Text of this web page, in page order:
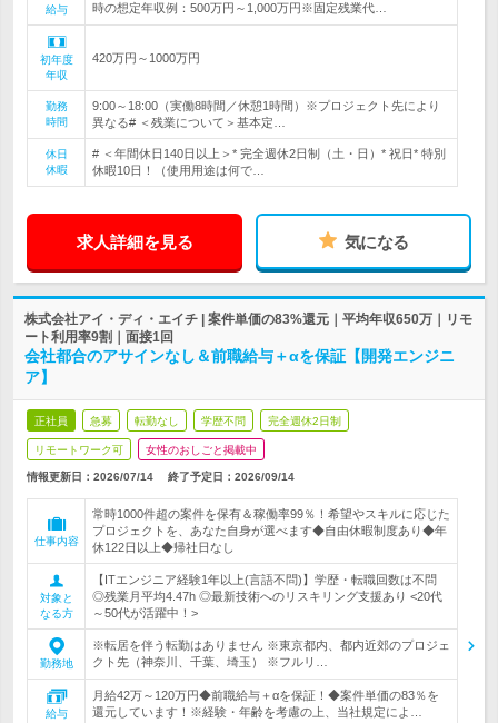
給与
時の想定年収例：500万円～1,000万円※固定残業代…
初年度
年収
420万円～1000万円
勤務
時間
9:00～18:00（実働8時間／休憩1時間）※プロジェクト先により
異なる# ＜残業について＞基本定…
休日
休暇
# ＜年間休日140日以上＞* 完全週休2日制（土・日）* 祝日* 特別
休暇10日！（使用用途は何で…
求人詳細を見る 気になる
株式会社アイ・ディ・エイチ | 案件単価の83%還元｜平均年収650万｜リモ
ート利用率9割｜面接1回
会社都合のアサインなし＆前職給与＋αを保証【開発エンジニ
ア】
正社員 急募 転勤なし 学歴不問 完全週休2日制
リモートワーク可 女性のおしごと掲載中
情報更新日：2026/07/14 終了予定日： 2026/09/14
仕事内容
常時1000件超の案件を保有＆稼働率99％！希望やスキルに応じた
プロジェクトを、あなた自身が選べます◆自由休暇制度あり◆年
休122日以上◆帰社日なし
対象と
なる方
【ITエンジニア経験1年以上(言語不問)】学歴・転職回数は不問
◎残業月平均4.47h ◎最新技術へのリスキリング支援あり <20代
～50代が活躍中！>
勤務地
※転居を伴う転勤はありません ※東京都内、都内近郊のプロジェ
クト先（神奈川、千葉、埼玉） ※フルリ…
給与
月給42万～120万円◆前職給与＋αを保証！◆案件単価の83％を
還元しています！※経験・年齢を考慮の上、当社規定によ…